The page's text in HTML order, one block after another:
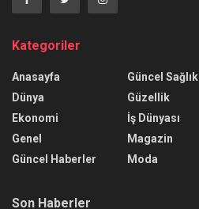
Kategoriler
Anasayfa
Dünya
Ekonomi
Genel
Güncel Haberler
Güncel Sağlık
Güzellik
İş Dünyası
Magazin
Moda
Son Haberler